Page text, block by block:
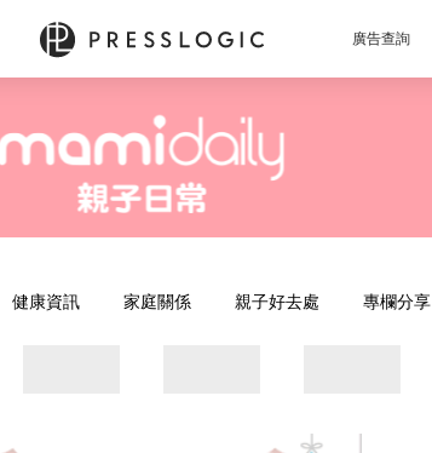
廣告查詢
健康資訊 家庭關係 親子好去處 專欄分享